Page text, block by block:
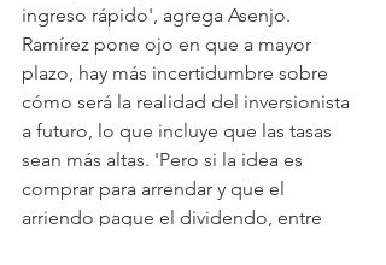
ingreso rápido', agrega Asenjo.
Ramírez pone ojo en que a mayor
plazo, hay más incertidumbre sobre
cómo será la realidad del inversionista
a futuro, lo que incluye que las tasas
sean más altas. 'Pero si la idea es
comprar para arrendar y que el
arriendo pague el dividendo, entre